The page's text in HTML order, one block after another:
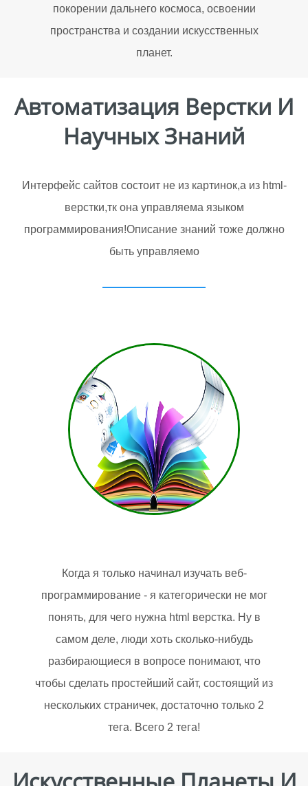
покорении дальнего космоса, освоении
пространства и создании искусственных
планет.
Автоматизация Верстки И
Научных Знаний
Интерфейс сайтов состоит не из картинок,а из html-
верстки,тк она управляема языком
программирования!Описание знаний тоже должно
быть управляемо
Когда я только начинал изучать веб-
программирование - я категорически не мог
понять, для чего нужна html верстка. Ну в
самом деле, люди хоть сколько-нибудь
разбирающиеся в вопросе понимают, что
чтобы сделать простейший сайт, состоящий из
нескольких страничек, достаточно только 2
тега. Всего 2 тега!